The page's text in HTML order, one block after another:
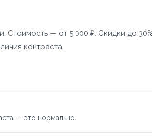
Стоимость — от 5 000 ₽. Скидки до
контраста.
— это нормально.